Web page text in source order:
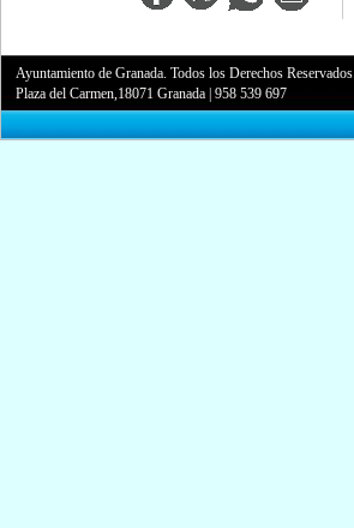
Ayuntamiento de Granada. Todos los Derechos Reservados.
Plaza del Carmen,18071 Granada |958 539 697